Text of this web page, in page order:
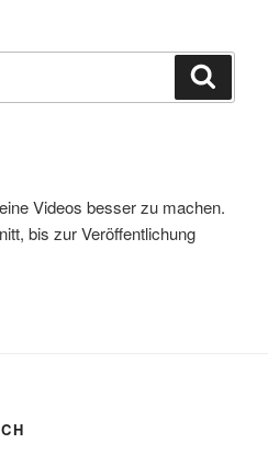
Videos besser zu machen.
bis zur Veröffentlichung